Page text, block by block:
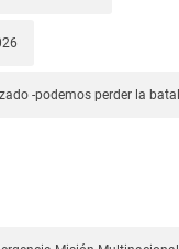
-podemos perder la